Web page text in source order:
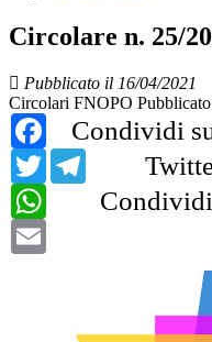
Circolare n. 25/
Pubblicato il 16/04/2021
Circolari FNOPO
Condividi
Facebook
TwitterTelegram
WhatsApp